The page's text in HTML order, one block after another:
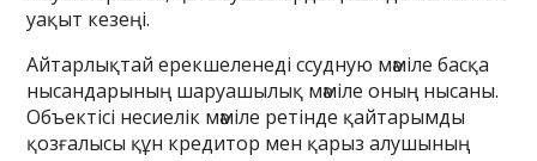
уақыт кезеңі.
Айтарлықтай ерекшеленеді ссудную мәміле басқа
нысандарының шаруашылық мәміле оның нысаны.
Объектісі несиелік мәміле ретінде қайтарымды
қозғалысы құн кредитор мен қарыз алушының